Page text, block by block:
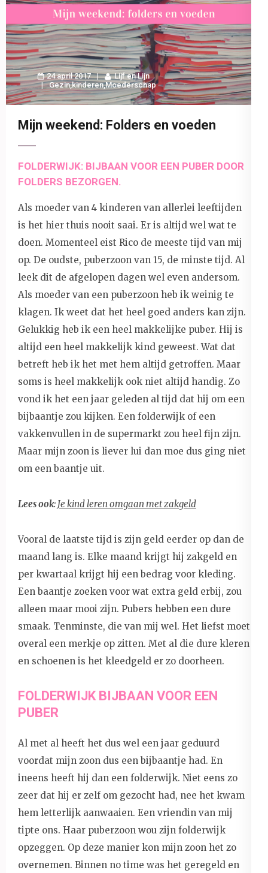
24 april 2017
Lijf en Lijn
Gezin,kinderen,Moederschap
Mijn weekend: Folders en voeden
FOLDERWIJK: BIJBAAN VOOR EEN PUBER DOOR
FOLDERS BEZORGEN.
Als moeder van 4 kinderen van allerlei leeftijden
is het hier thuis nooit saai. Er is altijd wel wat te
doen. Momenteel eist Rico de meeste tijd van mij
op. De oudste, puberzoon van 15, de minste tijd. Al
leek dit de afgelopen dagen wel even andersom.
Als moeder van een puberzoon heb ik weinig te
klagen. Ik weet dat het heel goed anders kan zijn.
Gelukkig heb ik een heel makkelijke puber. Hij is
altijd een heel makkelijk kind geweest. Wat dat
betreft heb ik het met hem altijd getroffen. Maar
soms is heel makkelijk ook niet altijd handig. Zo
vond ik het een jaar geleden al tijd dat hij om een
bijbaantje zou kijken. Een folderwijk of een
vakkenvullen in de supermarkt zou heel fijn zijn.
Maar mijn zoon is liever lui dan moe dus ging niet
om een baantje uit.
Lees ook: Je kind leren omgaan met zakgeld
Vooral de laatste tijd is zijn geld eerder op dan de
maand lang is. Elke maand krijgt hij zakgeld en
per kwartaal krijgt hij een bedrag voor kleding.
Een baantje zoeken voor wat extra geld erbij, zou
alleen maar mooi zijn. Pubers hebben een dure
smaak. Tenminste, die van mij wel. Het liefst moet
overal een merkje op zitten. Met al die dure kleren
en schoenen is het kleedgeld er zo doorheen.
FOLDERWIJK BIJBAAN VOOR EEN
PUBER
Al met al heeft het dus wel een jaar geduurd
voordat mijn zoon dus een bijbaantje had. En
ineens heeft hij dan een folderwijk. Niet eens zo
zeer dat hij er zelf om gezocht had, nee het kwam
hem letterlijk aanwaaien. Een vriendin van mij
tipte ons. Haar puberzoon wou zijn folderwijk
opzeggen. Op deze manier kon mijn zoon het zo
overnemen. Binnen no time was het geregeld en